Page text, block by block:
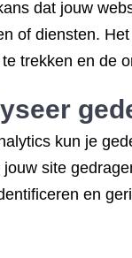
dat jouw
of diensten.
trekken en de
kun je
site
en